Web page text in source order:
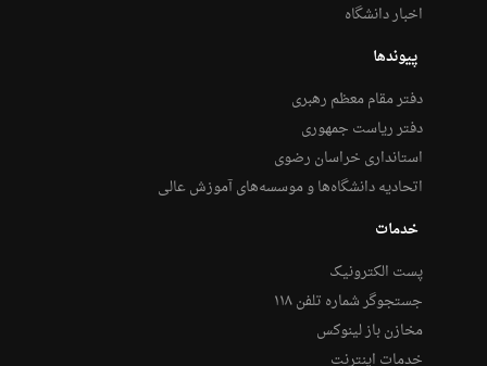
اخبار دانشگاه
پیوندها
دفتر مقام معظم رهبری
دفتر ریاست جمهوری
استانداری خراسان رضوی
اتحادیه دانشگاه‌ها و موسسه‌های آموزش عالی
خدمات
پست الکترونیک
جستجوگر شماره تلفن ۱۱۸
مخازن باز لینوکس
خدمات اینترنت